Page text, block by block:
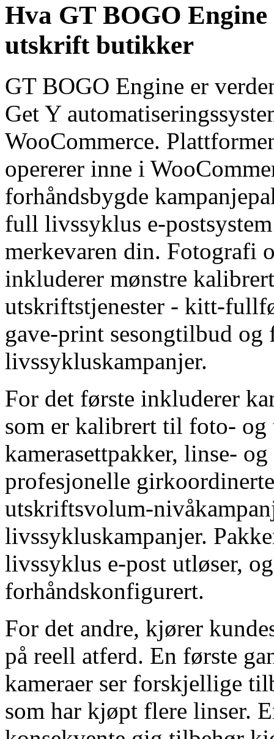
Hva GT BOGO
utskrift butikker
GT BOGO Engine er
Get Y
WooCommerce.
opererer inne i
forhåndsbygde
full livssyklus e-
merkevaren din. Fotografi
inkluderer mønstre
utskriftstjenester - kitt-
gave-print sesongtilbud og
livssykluskampanjer.
For det første inkluderer
som er kalibrert til foto-
kamerasettpakker, linse-
profesjonelle
utskriftsvolum-
livssykluskampanjer.
livssyklus e-post utløser,
forhåndskonfigurert.
For det andre, kjører
på reell atferd. En første
kameraer ser forskjellige
som har kjøpt flere linser.